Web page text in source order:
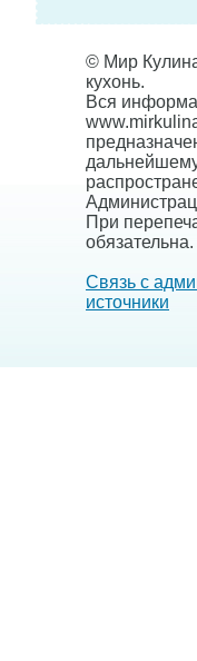
© Мир
кухонь.
Вся
При
обязательна.
Связь с
источники